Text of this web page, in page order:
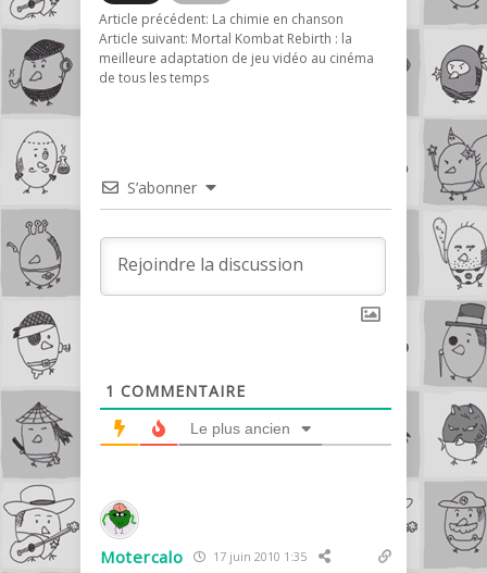
Article précédent: La chimie en chanson
Article suivant: Mortal Kombat Rebirth : la
meilleure adaptation de jeu vidéo au cinéma
de tous les temps
S’abonner
1 COMMENTAIRE
Le plus ancien
Motercalo 17 juin 2010 1:35